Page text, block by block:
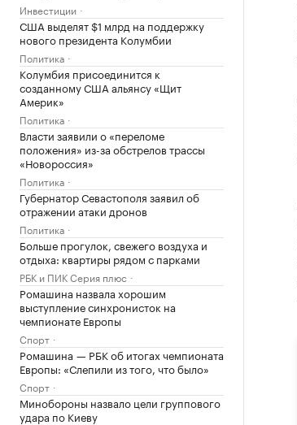
Инвестиции
США выделят $1 млрд на поддержку
нового президента Колумбии
Политика
Колумбия присоединится к
созданному США альянсу «Щит
Америк»
Политика
Власти заявили о «переломе
положения» из-за обстрелов трассы
«Новороссия»
Политика
Губернатор Севастополя заявил об
отражении атаки дронов
Политика
Больше прогулок, свежего воздуха и
отдыха: квартиры рядом с парками
РБК и ПИК Серия плюс
Ромашина назвала хорошим
выступление синхронисток на
чемпионате Европы
Спорт
Ромашина — РБК об итогах чемпионата
Европы: «Слепили из того, что было»
Спорт
Минобороны назвало цели группового
удара по Киеву